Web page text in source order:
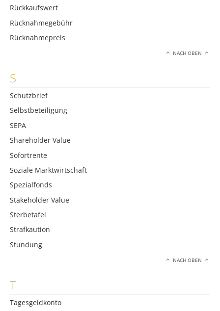
Rückkaufswert
Rücknahmegebühr
Rücknahmepreis
NACH OBEN
S
Schutzbrief
Selbstbeteiligung
SEPA
Shareholder Value
Sofortrente
Soziale Marktwirtschaft
Spezialfonds
Stakeholder Value
Sterbetafel
Strafkaution
Stundung
NACH OBEN
T
Tagesgeldkonto